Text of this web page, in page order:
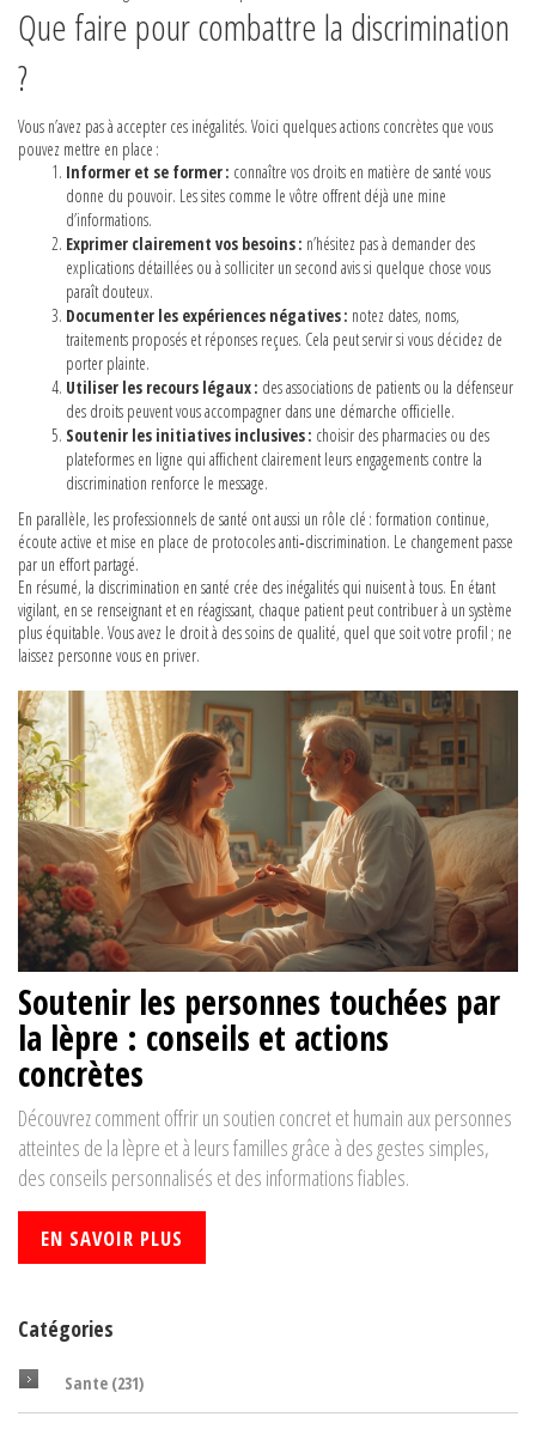
Que faire pour combattre la discrimination
?
Vous n’avez pas à accepter ces inégalités. Voici quelques actions concrètes que vous
pouvez mettre en place :
Informer et se former : connaître vos droits en matière de santé vous
donne du pouvoir. Les sites comme le vôtre offrent déjà une mine
d’informations.
Exprimer clairement vos besoins : n’hésitez pas à demander des
explications détaillées ou à solliciter un second avis si quelque chose vous
paraît douteux.
Documenter les expériences négatives : notez dates, noms,
traitements proposés et réponses reçues. Cela peut servir si vous décidez de
porter plainte.
Utiliser les recours légaux : des associations de patients ou la défenseur
des droits peuvent vous accompagner dans une démarche officielle.
Soutenir les initiatives inclusives : choisir des pharmacies ou des
plateformes en ligne qui affichent clairement leurs engagements contre la
discrimination renforce le message.
En parallèle, les professionnels de santé ont aussi un rôle clé : formation continue,
écoute active et mise en place de protocoles anti‑discrimination. Le changement passe
par un effort partagé.
En résumé, la discrimination en santé crée des inégalités qui nuisent à tous. En étant
vigilant, en se renseignant et en réagissant, chaque patient peut contribuer à un système
plus équitable. Vous avez le droit à des soins de qualité, quel que soit votre profil ; ne
laissez personne vous en priver.
Soutenir les personnes touchées par
la lèpre : conseils et actions
concrètes
Découvrez comment offrir un soutien concret et humain aux personnes
atteintes de la lèpre et à leurs familles grâce à des gestes simples,
des conseils personnalisés et des informations fiables.
EN SAVOIR PLUS
Catégories
Sante (231)